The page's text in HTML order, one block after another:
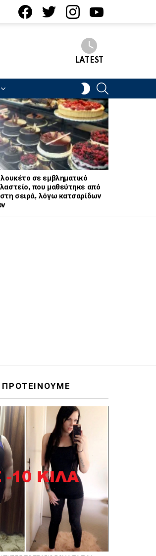
LATEST
SWITCH
SKIN
σε εμβληματικό
που μαθεύτηκε από
σειρά, λόγω κατσαρίδων
ΠΡΟΤΕΙΝΟΥΜΕ